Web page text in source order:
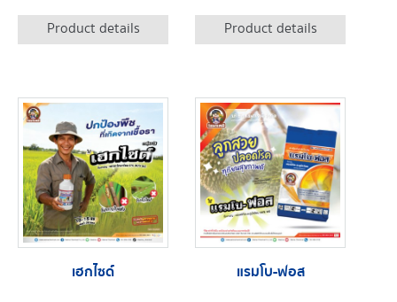
Product details Product details
เฮกไซด์ แรมโบ-ฟอส